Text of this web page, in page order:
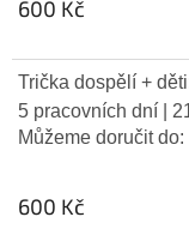
600 Kč
Trička dospělí +
5 pracovních dní
|
Můžeme doručit do:
600 Kč